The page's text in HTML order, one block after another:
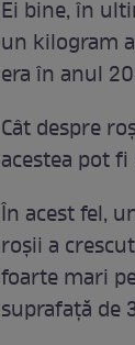
Ei bine, în
un kilogram
era în anul
Cât despre
acestea pot
În acest fel,
roșii a
foarte mari
suprafață de